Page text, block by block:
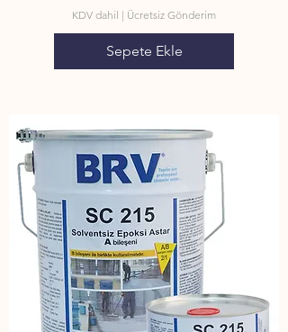
KDV dahil | Ücretsiz Gönderim
Sepete Ekle